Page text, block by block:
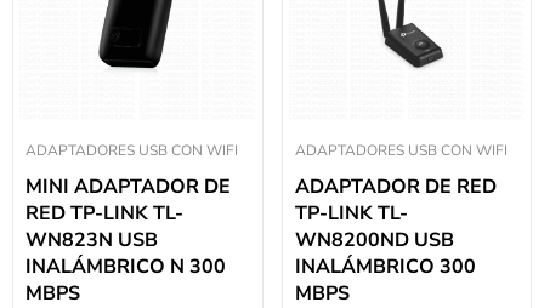
ADAPTADORES USB CON WIFI
MINI ADAPTADOR DE
RED TP-LINK TL-
WN823N USB
INALÁMBRICO N 300
MBPS
ADAPTADORES USB CON WIFI
ADAPTADOR DE RED
TP-LINK TL-
WN8200ND USB
INALÁMBRICO 300
MBPS